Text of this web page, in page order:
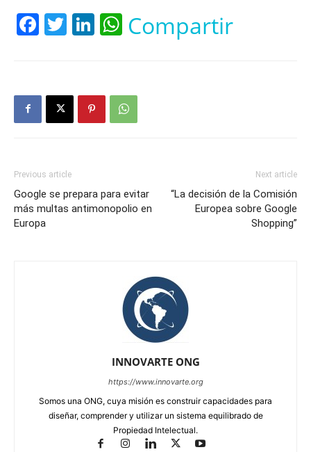
Facebook
Twitter
LinkedIn
WhatsApp
Compartir
Previous article
Google se prepara para evitar
más multas antimonopolio en
Europa
Next article
“La decisión de la Comisión
Europea sobre Google
Shopping”
INNOVARTE ONG
https://www.innovarte.org
Somos una ONG, cuya misión es construir capacidades para
diseñar, comprender y utilizar un sistema equilibrado de
Propiedad Intelectual.